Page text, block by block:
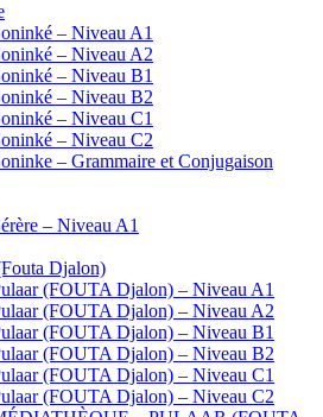
– Niveau A1
– Niveau A2
– Niveau B1
– Niveau B2
– Niveau C1
– Niveau C2
– Grammaire et Conjugaison
– Niveau A1
Djalon)
(FOUTA Djalon) – Niveau A1
(FOUTA Djalon) – Niveau A2
(FOUTA Djalon) – Niveau B1
(FOUTA Djalon) – Niveau B2
(FOUTA Djalon) – Niveau C1
(FOUTA Djalon) – Niveau C2